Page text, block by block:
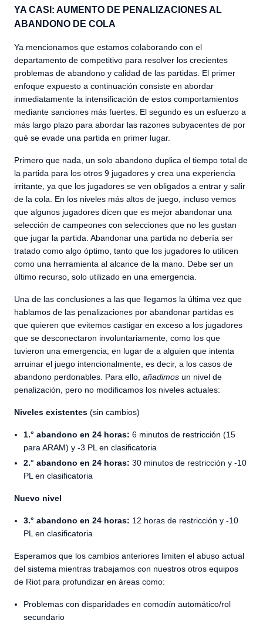
YA CASI: AUMENTO DE PENALIZACIONES AL
ABANDONO DE COLA
Ya mencionamos que estamos colaborando con el
departamento de competitivo para resolver los crecientes
problemas de abandono y calidad de las partidas. El primer
enfoque expuesto a continuación consiste en abordar
inmediatamente la intensificación de estos comportamientos
mediante sanciones más fuertes. El segundo es un esfuerzo a
más largo plazo para abordar las razones subyacentes de por
qué se evade una partida en primer lugar.
Primero que nada, un solo abandono duplica el tiempo total de
la partida para los otros 9 jugadores y crea una experiencia
irritante, ya que los jugadores se ven obligados a entrar y salir
de la cola. En los niveles más altos de juego, incluso vemos
que algunos jugadores dicen que es mejor abandonar una
selección de campeones con selecciones que no les gustan
que jugar la partida. Abandonar una partida no debería ser
tratado como algo óptimo, tanto que los jugadores lo utilicen
como una herramienta al alcance de la mano. Debe ser un
último recurso, solo utilizado en una emergencia.
Una de las conclusiones a las que llegamos la última vez que
hablamos de las penalizaciones por abandonar partidas es
que quieren que evitemos castigar en exceso a los jugadores
que se desconectaron involuntariamente, como los que
tuvieron una emergencia, en lugar de a alguien que intenta
arruinar el juego intencionalmente, es decir, a los casos de
abandono perdonables. Para ello, añadimos un nivel de
penalización, pero no modificamos los niveles actuales:
Niveles existentes (sin cambios)
1.° abandono en 24 horas: 6 minutos de restricción (15
para ARAM) y -3 PL en clasificatoria
2.° abandono en 24 horas: 30 minutos de restricción y -10
PL en clasificatoria
Nuevo nivel
3.° abandono en 24 horas: 12 horas de restricción y -10
PL en clasificatoria
Esperamos que los cambios anteriores limiten el abuso actual
del sistema mientras trabajamos con nuestros otros equipos
de Riot para profundizar en áreas como:
Problemas con disparidades en comodín automático/rol
secundario